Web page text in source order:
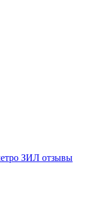
ЗИЛ отзывы